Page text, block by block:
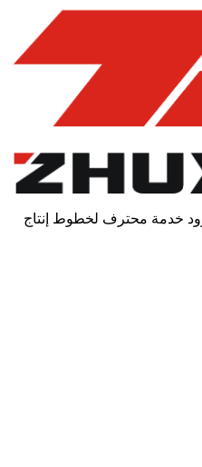
خدمة محترف لخطوط إنتاج